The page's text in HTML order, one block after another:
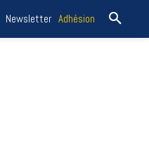
Newsletter Adhésion